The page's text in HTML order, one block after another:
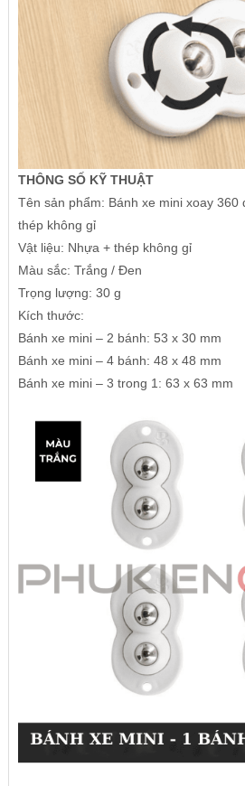
THÔNG SỐ KỸ THUẬT
Tên sản phẩm: Bánh xe mini xoay 360
thép không gỉ
Vật liệu: Nhựa + thép không gỉ
Màu sắc: Trắng / Đen
Trọng lượng: 30 g
Kích thước:
Bánh xe mini – 2 bánh: 53 x 30 mm
Bánh xe mini – 4 bánh: 48 x 48 mm
Bánh xe mini – 3 trong 1: 63 x 63 mm